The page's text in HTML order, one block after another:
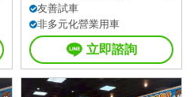
友善試車
非多元化營業用車
立即諮詢